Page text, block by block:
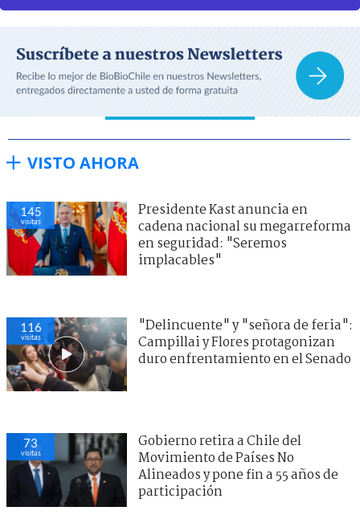
VISTO AHORA
145
visitas
Presidente Kast anuncia en
cadena nacional su megarreforma
en seguridad: "Seremos
implacables"
116
visitas
"Delincuente" y "señora de feria":
Campillai y Flores protagonizan
duro enfrentamiento en el Senado
73
visitas
Gobierno retira a Chile del
Movimiento de Países No
Alineados y pone fin a 55 años de
participación